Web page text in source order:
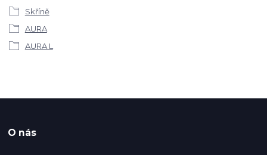
Skříně
AURA
AURA L
O nás